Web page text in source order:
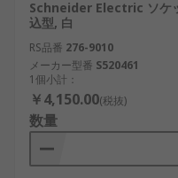
ギャングと
ギャング数は、壁コンセ
す。たとえば、コンセン
は2本の同軸ケーブルを
ざまな長さのケーブル
ネクタが付いています。
Schneider Electric ソケ
込型, 白
RS品番 276-9010
メーカー型番 S520461
1個小計：
￥4,150.00(税抜)
数量